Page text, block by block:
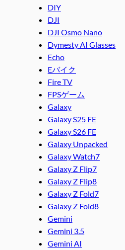
DIY
DJI
DJI Osmo Nano
Dymesty AI Glasses
Echo
Eバイク
Fire TV
FPSゲーム
Galaxy
Galaxy S25 FE
Galaxy S26 FE
Galaxy Unpacked
Galaxy Watch7
Galaxy Z Flip7
Galaxy Z Flip8
Galaxy Z Fold7
Galaxy Z Fold8
Gemini
Gemini 3.5
Gemini AI